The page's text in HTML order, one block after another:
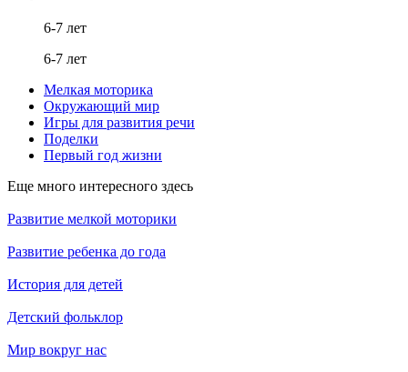
6-7 лет
6-7 лет
Мелкая моторика
Окружающий мир
Игры для развития речи
Поделки
Первый год жизни
Еще много интересного здесь
Развитие мелкой моторики
Развитие ребенка до года
История для детей
Детский фольклор
Мир вокруг нас